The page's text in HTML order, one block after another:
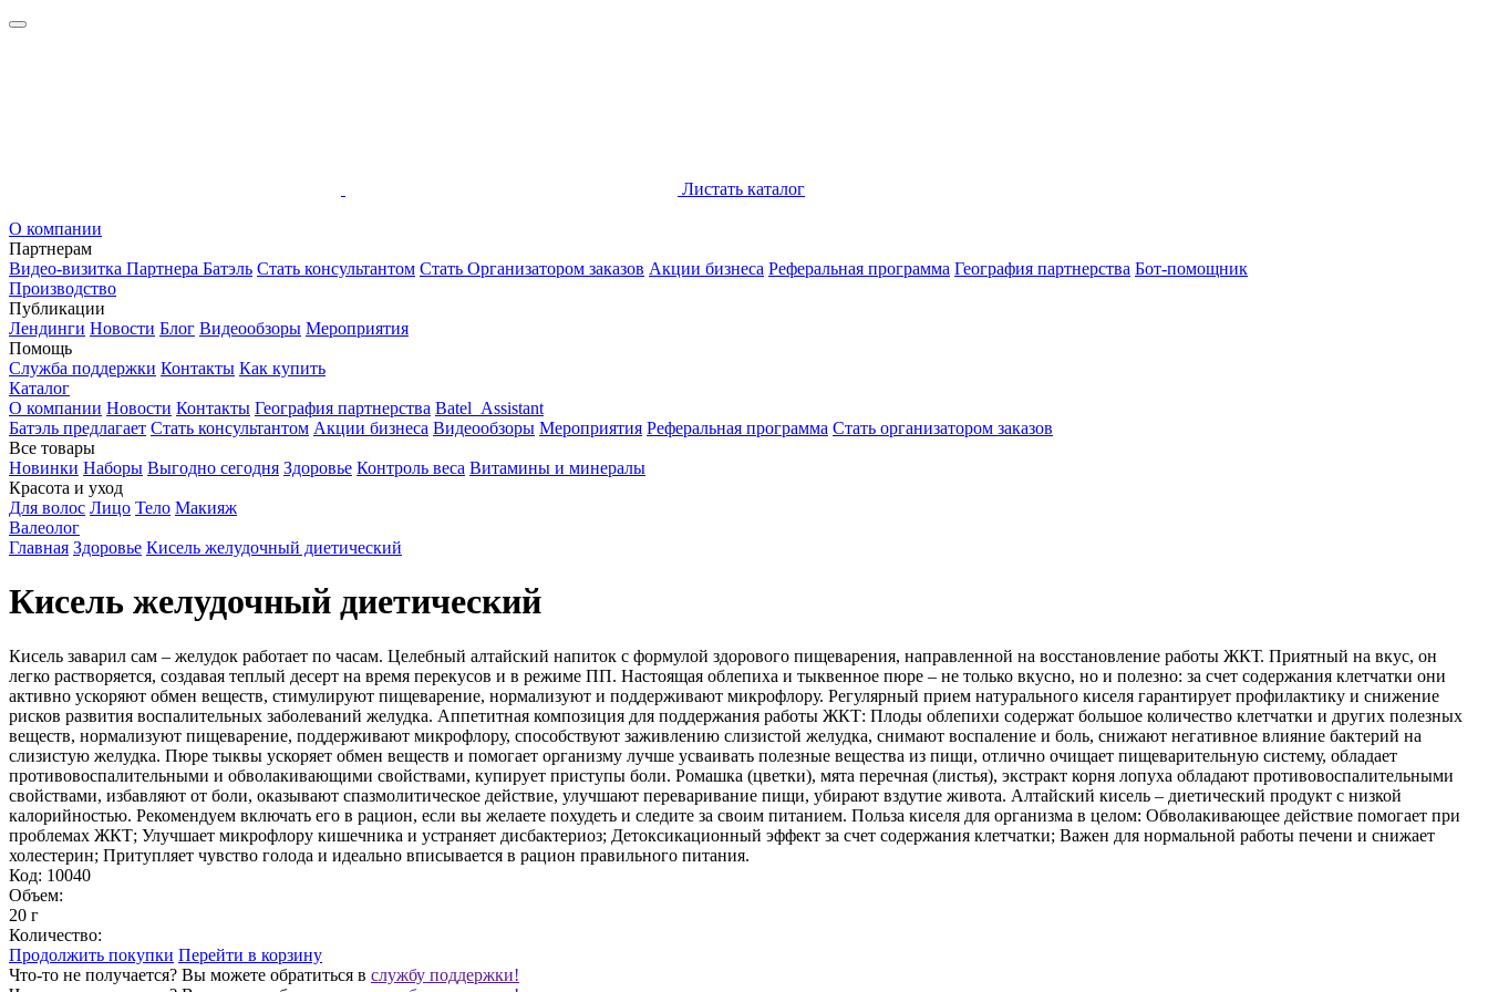
Листать каталог
О компании
Партнерам
Видео-визитка Партнера Батэль Стать консультантом Стать Организатором заказов Акции бизнеса Реферальная программа География партнерства Бот-помощник
Производство
Публикации
Лендинги Новости Блог Видеообзоры Мероприятия
Помощь
Служба поддержки Контакты Как купить
Каталог
О компании Новости Контакты География партнерства Batel_Assistant
Батэль предлагает Стать консультантом Акции бизнеса Видеообзоры Мероприятия Реферальная программа Стать организатором заказов
Все товары
Новинки Наборы Выгодно сегодня Здоровье Контроль веса Витамины и минералы
Красота и уход
Для волос Лицо Тело Макияж
Валеолог
Главная Здоровье Кисель желудочный диетический
Кисель желудочный диетический
Кисель заварил сам – желудок работает по часам. Целебный алтайский напиток с формулой здорового пищеварения, направленной на восстановление работы ЖКТ. Приятный на вкус, он
легко растворяется, создавая теплый десерт на время перекусов и в режиме ПП. Настоящая облепиха и тыквенное пюре – не только вкусно, но и полезно: за счет содержания клетчатки они
активно ускоряют обмен веществ, стимулируют пищеварение, нормализуют и поддерживают микрофлору. Регулярный прием натурального киселя гарантирует профилактику и снижение
рисков развития воспалительных заболеваний желудка. Аппетитная композиция для поддержания работы ЖКТ: Плоды облепихи содержат большое количество клетчатки и других полезных
веществ, нормализуют пищеварение, поддерживают микрофлору, способствуют заживлению слизистой желудка, снимают воспаление и боль, снижают негативное влияние бактерий на
слизистую желудка. Пюре тыквы ускоряет обмен веществ и помогает организму лучше усваивать полезные вещества из пищи, отлично очищает пищеварительную систему, обладает
противовоспалительными и обволакивающими свойствами, купирует приступы боли. Ромашка (цветки), мята перечная (листья), экстракт корня лопуха обладают противовоспалительными
свойствами, избавляют от боли, оказывают спазмолитическое действие, улучшают переваривание пищи, убирают вздутие живота. Алтайский кисель – диетический продукт с низкой
калорийностью. Рекомендуем включать его в рацион, если вы желаете похудеть и следите за своим питанием. Польза киселя для организма в целом: Обволакивающее действие помогает при
проблемах ЖКТ; Улучшает микрофлору кишечника и устраняет дисбактериоз; Детоксикационный эффект за счет содержания клетчатки; Важен для нормальной работы печени и снижает
холестерин; Притупляет чувство голода и идеально вписывается в рацион правильного питания.
Код: 10040
Объем:
20 г
Количество:
Продолжить покупки Перейти в корзину
Что-то не получается? Вы можете обратиться в службу поддержки!